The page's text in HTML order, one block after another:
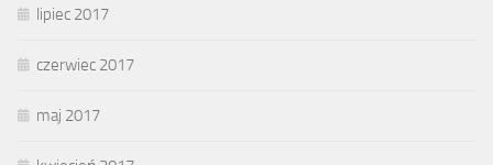
lipiec 2017
czerwiec 2017
maj 2017